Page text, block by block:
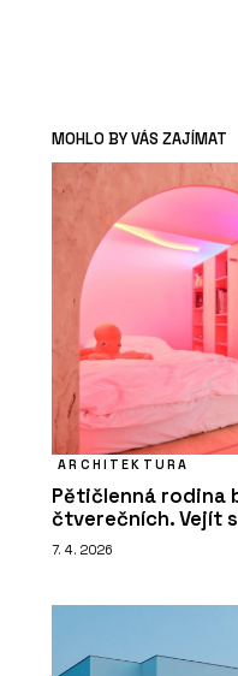
MOHLO BY VÁS ZAJÍMAT
ARCHITEKTURA
Pětičlenná rodina
čtverečních. Vejít
7. 4. 2026